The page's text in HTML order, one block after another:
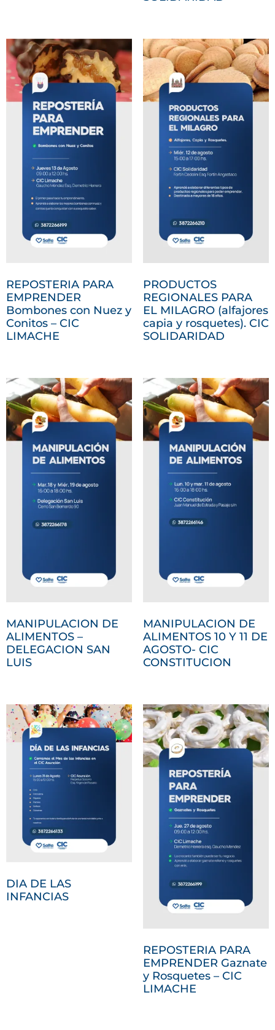
REPOSTERIA PARA
EMPRENDER
Bombones con Nuez y
Conitos – CIC
LIMACHE
PRODUCTOS
REGIONALES PARA
EL MILAGRO (alfajores
capia y rosquetes). CIC
SOLIDARIDAD
MANIPULACION DE
ALIMENTOS –
DELEGACION SAN
LUIS
MANIPULACION DE
ALIMENTOS 10 Y 11 DE
AGOSTO- CIC
CONSTITUCION
DIA DE LAS
INFANCIAS
REPOSTERIA PARA
EMPRENDER Gaznate
y Rosquetes – CIC
LIMACHE